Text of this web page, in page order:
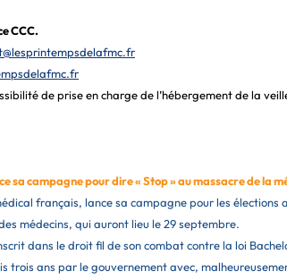
CCC.
de prise en charge de l’hébergement de la
sa campagne pour dire « Stop » au massacre de la
français, lance sa campagne pour les élections
médecins, qui auront lieu le 29 septembre.
dans le droit fil de son combat contre la loi
trois ans par le gouvernement avec,